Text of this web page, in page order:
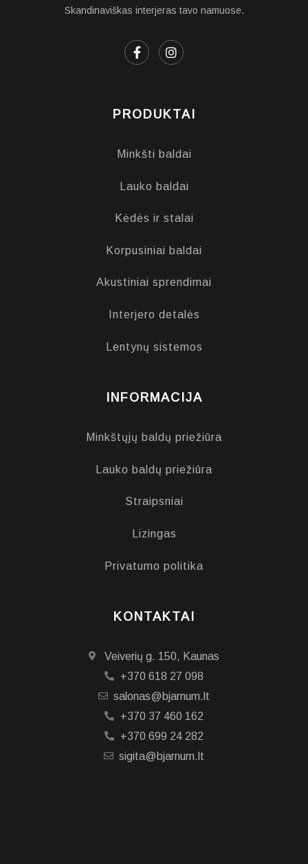
Skandinaviškas interjeras tavo namuose.
PRODUKTAI
Minkšti baldai
Lauko baldai
Kėdės ir stalai
Korpusiniai baldai
Akustiniai sprendimai
Interjero detalės
Lentynų sistemos
INFORMACIJA
Minkštųjų baldų priežiūra
Lauko baldų priežiūra
Straipsniai
Lizingas
Privatumo politika
KONTAKTAI
Veiverių g. 150, Kaunas
+370 618 27 098
salonas@bjarnum.lt
+370 37 460 162
+370 699 24 282
sigita@bjarnum.lt